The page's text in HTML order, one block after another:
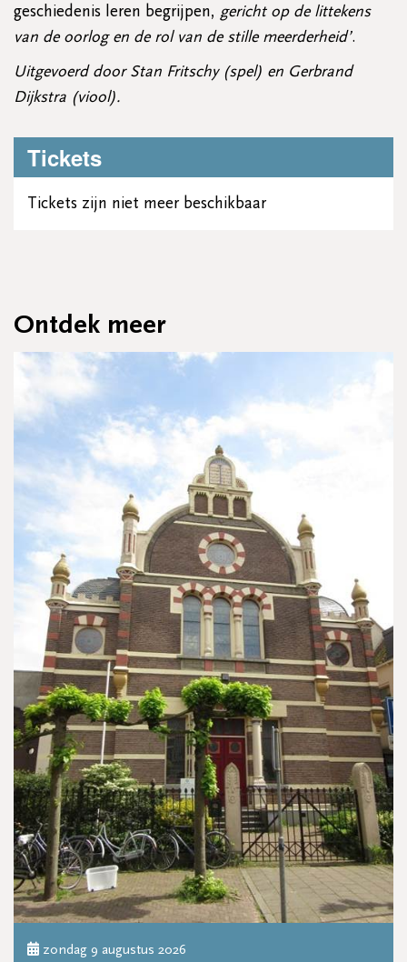
geschiedenis leren begrijpen, gericht op de littekens
van de oorlog en de rol van de stille meerderheid’.
Uitgevoerd door Stan Fritschy (spel) en Gerbrand
Dijkstra (viool).
Tickets
Tickets zijn niet meer beschikbaar
Ontdek meer
zondag 9 augustus 2026